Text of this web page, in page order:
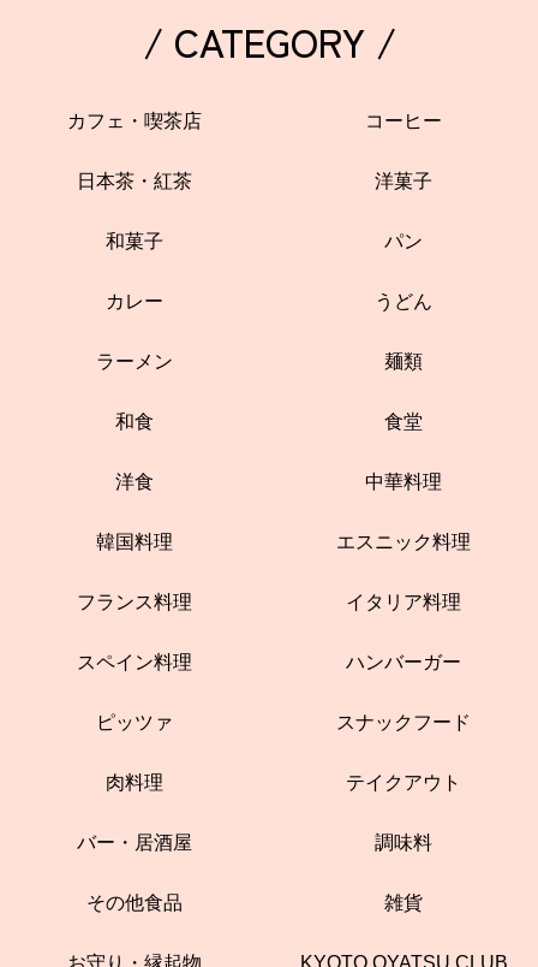
/ CATEGORY /
カフェ・喫茶店 コーヒー
日本茶・紅茶 洋菓子
和菓子 パン
カレー うどん
ラーメン 麺類
和食 食堂
洋食 中華料理
韓国料理 エスニック料理
フランス料理 イタリア料理
スペイン料理 ハンバーガー
ピッツァ スナックフード
肉料理 テイクアウト
バー・居酒屋 調味料
その他食品 雑貨
お守り・縁起物 KYOTO OYATSU CLUB